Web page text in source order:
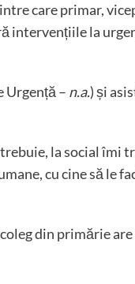
care primar,
intervențiile la
Urgență – n.a.) și
la social îmi
cu cine să le
din primărie